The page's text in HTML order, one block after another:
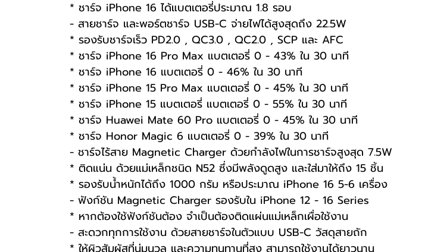
* ชาร์จ iPhone 16 ได้แบตเตอรี่ประมาณ 1.8 รอบ
- สายชาร์จ และพอร์ตชาร์จ USB-C จ่ายไฟได้สูงสุดถึง 22.5W
* รองรับชาร์จเร็ว PD2.0 , QC3.0 , QC2.0 , SCP และ AFC
* ชาร์จ iPhone 16 Pro Max แบตเตอรี่ 0 - 43% ใน 30 นาที
* ชาร์จ iPhone 16 แบตเตอรี่ 0 - 46% ใน 30 นาที
* ชาร์จ iPhone 15 Pro Max แบตเตอรี่ 0 - 45% ใน 30 นาที
* ชาร์จ iPhone 15 แบตเตอรี่ แบตเตอรี่ 0 - 55% ใน 30 นาที
* ชาร์จ Huawei Mate 60 Pro แบตเตอรี่ 0 - 45% ใน 30 นาที
* ชาร์จ Honor Magic 6 แบตเตอรี่ 0 - 39% ใน 30 นาที
- ชาร์จไร้สาย Magnetic Charger ด้วยกำลังไฟในการชาร์จสูงสุด 7.5W
* ติดแน่น ด้วยแม่เหล็กชนิด N52 ซึ่งมีพลังดูดสูง และใส่มาให้ถึง 15 ชิ้น
* รองรับน้ำหนักได้ถึง 1000 กรัม หรือประมาณ iPhone 16 5-6 เครื่อง
- ฟังก์ชัน Magnetic Charger รองรับใน iPhone 12 - 16 Series
* หากต้องใช้ฟังก์ชันต้อง จำเป็นต้องติดแผ่นแม่เหล็กเผื่อใช้งาน
- สะดวกทุกการใช้งาน ด้วยสายชาร์จในตัวแบบ USB-C วัสดุสายถัก
* ให้ผิวสัมผัสที่นุ่มนวล และความทนทานที่สูง สามารถใช้งานได้ยาวนาน